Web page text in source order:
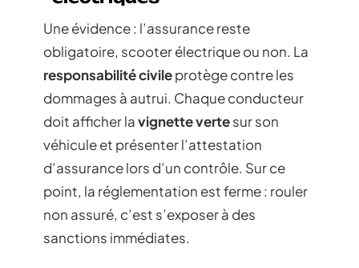
Une évidence : l’assurance reste
obligatoire, scooter électrique ou non. La
responsabilité civileprotège contre les
dommages à autrui. Chaque conducteur
doit afficher lavignette vertesur son
véhicule et présenter l’attestation
d’assurance lors d’un contrôle. Sur ce
point, la réglementation est ferme : rouler
non assuré, c’est s’exposer à des
sanctions immédiates.